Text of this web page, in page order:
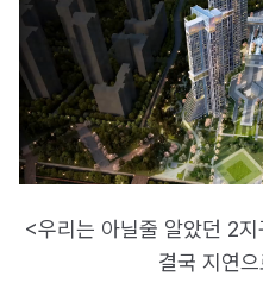
<우리는 아닐줄 알았던 2
결국 지연